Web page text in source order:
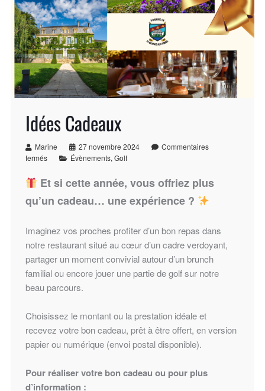
Idées Cadeaux
Marine 27 novembre 2024
Commentaires
fermés
Évènements, Golf
Et si cette année, vous offriez plus
qu’un cadeau… une expérience ?
Imaginez vos proches profiter d’un bon repas dans
notre restaurant situé au cœur d’un cadre verdoyant,
partager un moment convivial autour d’un brunch
familial ou encore jouer une partie de golf sur notre
beau parcours.
Choisissez le montant ou la prestation idéale et
recevez votre bon cadeau, prêt à être offert, en version
papier ou numérique (envoi postal disponible).
Pour réaliser votre bon cadeau ou pour plus
d’information :